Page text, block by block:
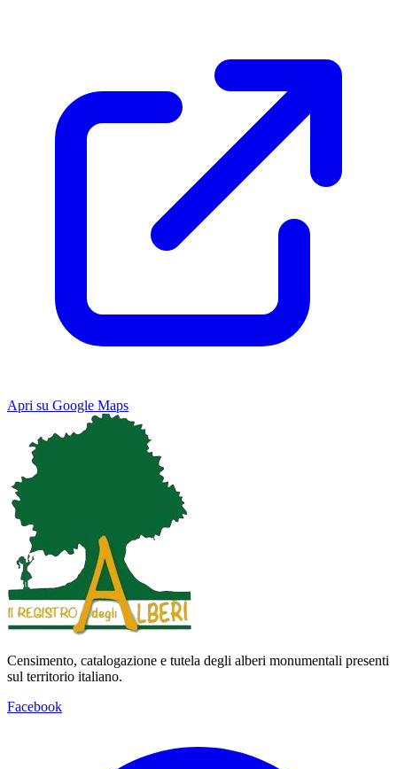
Apri su Google Maps
Map Satellite
Keyboard shortcuts
Censimento, catalogazione e tutela degli alberi monumentali presenti
sul territorio italiano.
Facebook